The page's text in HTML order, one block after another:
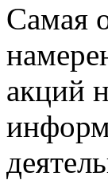
Самая
акций